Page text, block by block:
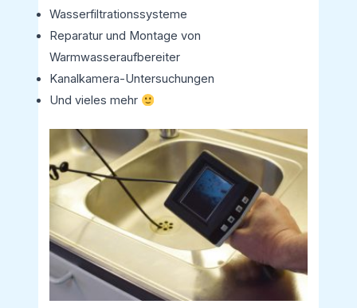
Wasserfiltrationssysteme
Reparatur und Montage von
Warmwasseraufbereiter
Kanalkamera-Untersuchungen
Und vieles mehr